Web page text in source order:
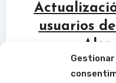
Gestionar
usuarios
noviembre 6,